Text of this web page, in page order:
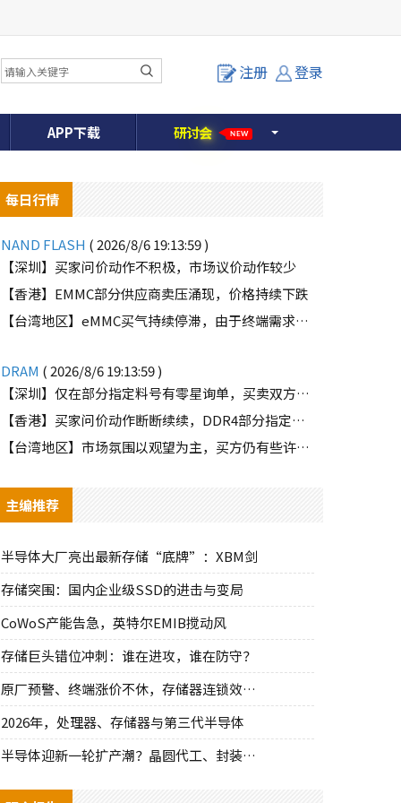
注册 登录
APP下载 研讨会 NEW
每日行情
NAND FLASH ( 2026/8/6 19:13:59 )
【深圳】买家问价动作不积极，市场议价动作较少
【香港】EMMC部分供应商卖压涌现，价格持续下跌
【台湾地区】eMMC买气持续停滞，由于终端需求未能好转
DRAM ( 2026/8/6 19:13:59 )
【深圳】仅在部分指定料号有零星询单，买卖双方价格仍有差距
【香港】买家问价动作断断续续，DDR4部分指定颗粒仍有些许询单
【台湾地区】市场氛围以观望为主，买方仍有些许零星询单释出
主编推荐
半导体大厂亮出最新存储“底牌”：XBM剑
存储突围：国内企业级SSD的进击与变局
CoWoS产能告急，英特尔EMIB搅动风
存储巨头错位冲刺：谁在进攻，谁在防守？
原厂预警、终端涨价不休，存储器连锁效应持
2026年，处理器、存储器与第三代半导体
半导体迎新一轮扩产潮？晶圆代工、封装、光